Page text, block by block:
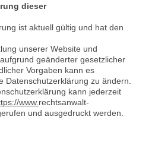
dieser
ist aktuell gültig und hat den
unserer Website und
geänderter gesetzlicher
Vorgaben kann es
Datenschutzerklärung zu ändern.
kann jederzeit
www. rechtsanwalt-
und ausgedruckt werden.